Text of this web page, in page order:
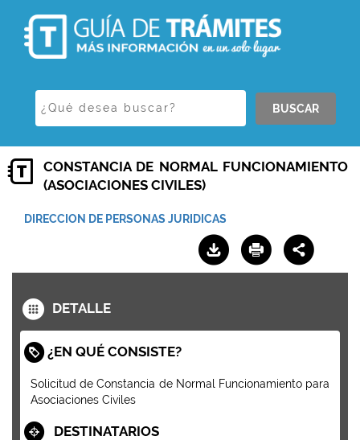
BUSCAR
CONSTANCIA DE NORMAL FUNCIONAMIENTO
(ASOCIACIONES CIVILES)
DIRECCION DE PERSONAS JURIDICAS
DETALLE
¿EN QUÉ CONSISTE?
Solicitud de Constancia de Normal Funcionamiento para
Asociaciones Civiles
DESTINATARIOS